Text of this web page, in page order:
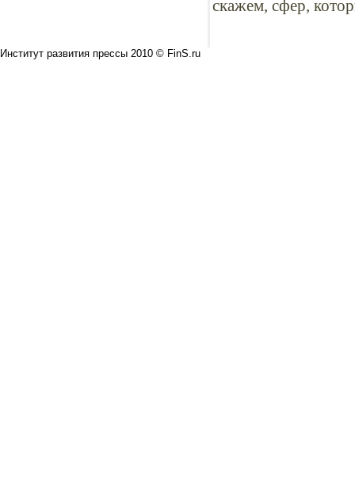
скажем, сфер,
Институт развития прессы 2010 © FinS.ru